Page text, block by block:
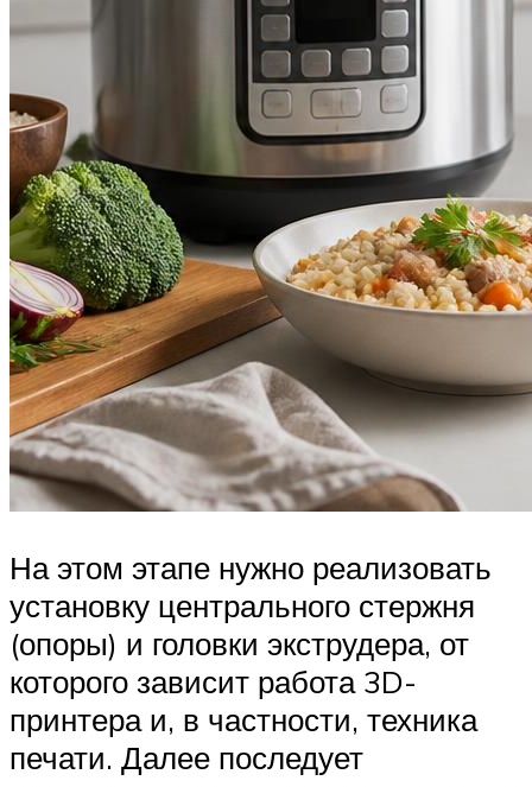
На этом этапе нужно реализовать
установку центрального стержня
(опоры) и головки экструдера, от
которого зависит работа 3D-
принтера и, в частности, техника
печати. Далее последует